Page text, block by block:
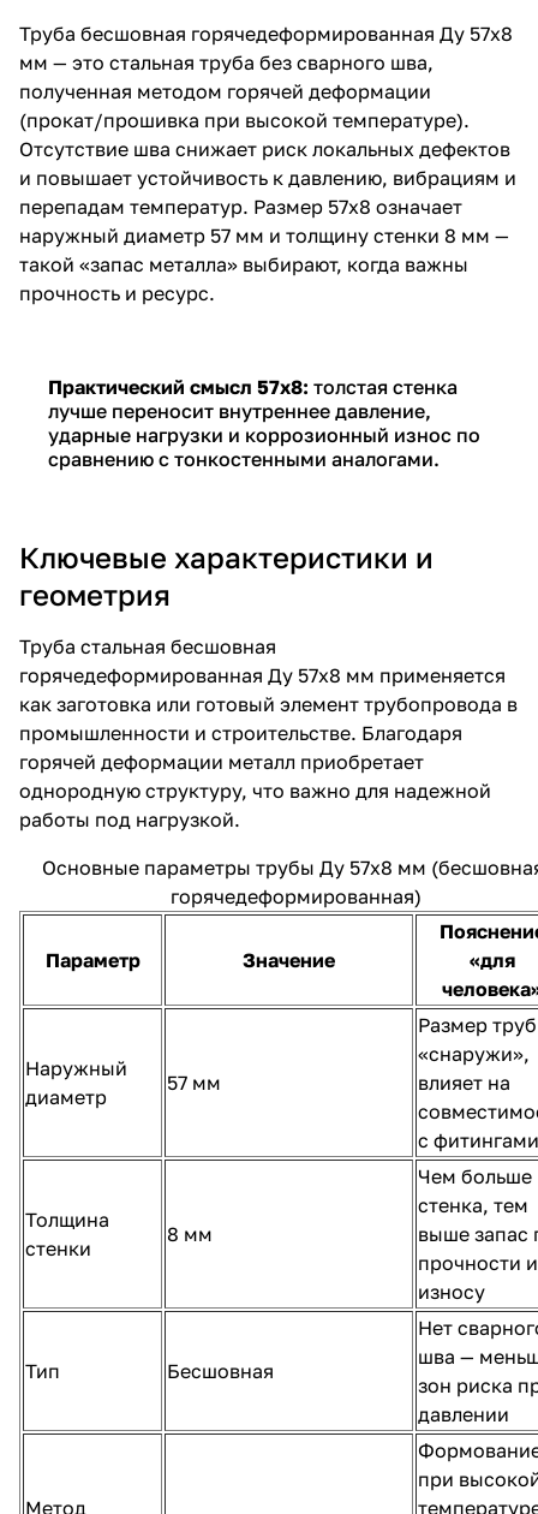
Труба бесшовная горячедеформированная Ду 57х8
мм — это стальная труба без сварного шва,
полученная методом горячей деформации
(прокат/прошивка при высокой температуре).
Отсутствие шва снижает риск локальных дефектов
и повышает устойчивость к давлению, вибрациям и
перепадам температур. Размер 57х8 означает
наружный диаметр 57 мм и толщину стенки 8 мм —
такой «запас металла» выбирают, когда важны
прочность и ресурс.
Практический смысл 57х8: толстая стенка
лучше переносит внутреннее давление,
ударные нагрузки и коррозионный износ по
сравнению с тонкостенными аналогами.
Ключевые характеристики и
геометрия
Труба стальная бесшовная
горячедеформированная Ду 57х8 мм применяется
как заготовка или готовый элемент трубопровода в
промышленности и строительстве. Благодаря
горячей деформации металл приобретает
однородную структуру, что важно для надежной
работы под нагрузкой.
Основные параметры трубы Ду 57х8 мм
горячедеформированная)
Параметр Значение
«для
Наружный
диаметр
57 мм
Размер
«снаружи»,
влияет на
с фитингами
Толщина
стенки
8 мм
Чем больше
стенка, тем
выше запас
прочности и
износу
Тип Бесшовная
Нет
шва —
зон риска
давлении
Метод
при